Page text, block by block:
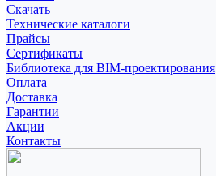
Скачать
Технические каталоги
Прайсы
Сертификаты
Библиотека для BIM-проектирования
Оплата
Доставка
Гарантии
Акции
Контакты